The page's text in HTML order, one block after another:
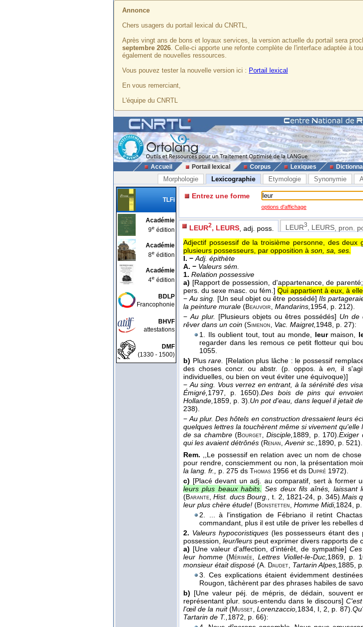
Annonce
Chers usagers du portail lexical du CNRTL,
Après vingt ans de bons et loyaux services, la version actuelle du portail sera
septembre 2026. Celle-ci apporte une refonte complète de l'interface adaptée à
également de nouvelles ressources.
Vous pouvez tester la nouvelle version ici : Portail lexical
En vous remerciant,
L'équipe du CNRTL
Accueil Portail lexical Corpus Lexiques
Morphologie Lexicographie Etymologie Synonymie
TLFi
Académie
9e édition
Académie
8e édition
Académie
4e édition
BDLP
Francophonie
BHVF
attestations
DMF
(1330 - 1500)
Entrez une forme
options d'affichage
LEUR2, LEURS , adj. poss. LEUR3, LEURS, pron.
Adjectif possessif de la troisième personne, des deux
plusieurs possesseurs, par opposition à son, sa, ses.
I. − Adj. épithète
A. − Valeurs sém.
1. Relation possessive
a) [Rapport de possession, d'appartenance, de
pers. du sexe masc. ou fém.] Qui appartient à eux, à
−Au sing. [Un seul objet ou être possédé] Ils
la peinture murale (Beauvoir, Mandarins,1954, p. 212).
−Au plur. [Plusieurs objets ou êtres possédés] Un de
rêver dans un coin (Simenon, Vac. Maigret,1948, p. 27):
1. Ils oublient tout, tout au monde, leur maison,
regarder dans les remous ce petit flotteur qui
1055.
b) Plusrare. [Relation plus lâche : le possessif
des choses concr. ou abstr. (p. oppos. àen, il
individuelles, ou bien on veut éviter une équivoque)]
−Au sing. Vous verrez en entrant, à la sérénité des
Émigré,1797, p. 1650).Des bois de pins qui
Hollande,1859, p. 3).Un pot d'eau, dans lequel il jetait
238).
−Au plur. Des hôtels en construction dressaient leurs
quelques lettres la touchèrent même si vivement
de sa chambre(Bourget,Disciple,1889, p. 170).Exiger
qui les avaient détrônés (Renan,Avenir sc.,1890, p. 521).
Rem. ,,Le possessif en relation avec un nom de
pour rendre, consciemment ou non, la présentation
la lang. fr., p. 275 ds Thomas 1956 et ds Dupré 1972).
c) [Placé devant un adj. au comparatif, sert à former
leurs plus beaux habits. Ses deux fils aînés, laissant
(Barante,Hist. ducs Bourg.,t. 2, 1821-24, p. 345).Mais
leur plus chère étude! (Bonstetten, Homme Midi,1824, p.
2. ... à l'instigation de Fébriano il retint
commandant, plus il est utile de priver les rebelles
2. Valeurs hypocoristiques (les possesseurs étant des
possession, leur/leurs peut exprimer divers rapports de
a) [Une valeur d'affection, d'intérêt, de sympathie]
leur homme(Mérimée,Lettres Viollet-le-Duc,1869, p.
monsieur était disposé (A. Daudet, Tartarin Alpes,1885,
3. Ces explications étaient évidemment
Rougon, tâchèrent par des phrases habiles de
b) [Une valeur péj. de mépris, de dédain, souvent
représentant plur. sous-entendu dans le discours]
l'œil de la nuit(Musset, Lorenzaccio,1834, I, 2, p. 87).
Tartarin de T.,1872, p. 66):